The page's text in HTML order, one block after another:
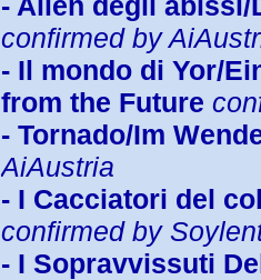
confirmed by
- Il mondo di Yor/
from the Future
- Tornado/Im
AiAustria
- I Cacciatori del
confirmed by
- I Sopravvissuti